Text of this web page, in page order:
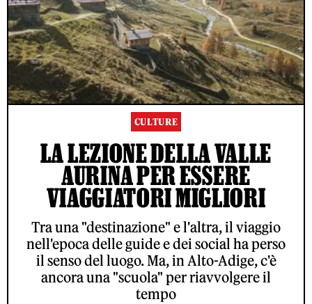
CULTURE
LA LEZIONE DELLA VALLE
AURINA PER ESSERE
VIAGGIATORI MIGLIORI
Tra una "destinazione" e l'altra, il viaggio
nell'epoca delle guide e dei social ha perso
il senso del luogo. Ma, in Alto-Adige, c'è
ancora una "scuola" per riavvolgere il
tempo